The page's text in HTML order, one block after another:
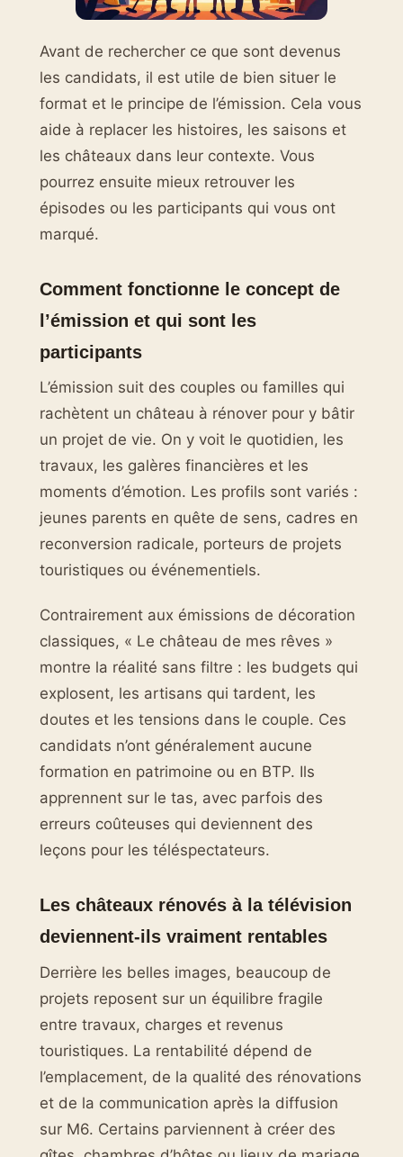
Avant de rechercher ce que sont devenus
les candidats, il est utile de bien situer le
format et le principe de l’émission. Cela vous
aide à replacer les histoires, les saisons et
les châteaux dans leur contexte. Vous
pourrez ensuite mieux retrouver les
épisodes ou les participants qui vous ont
marqué.
Comment fonctionne le concept de
l’émission et qui sont les
participants
L’émission suit des couples ou familles qui
rachètent un château à rénover pour y bâtir
un projet de vie. On y voit le quotidien, les
travaux, les galères financières et les
moments d’émotion. Les profils sont variés :
jeunes parents en quête de sens, cadres en
reconversion radicale, porteurs de projets
touristiques ou événementiels.
Contrairement aux émissions de décoration
classiques, « Le château de mes rêves »
montre la réalité sans filtre : les budgets qui
explosent, les artisans qui tardent, les
doutes et les tensions dans le couple. Ces
candidats n’ont généralement aucune
formation en patrimoine ou en BTP. Ils
apprennent sur le tas, avec parfois des
erreurs coûteuses qui deviennent des
leçons pour les téléspectateurs.
Les châteaux rénovés à la télévision
deviennent-ils vraiment rentables
Derrière les belles images, beaucoup de
projets reposent sur un équilibre fragile
entre travaux, charges et revenus
touristiques. La rentabilité dépend de
l’emplacement, de la qualité des rénovations
et de la communication après la diffusion
sur M6. Certains parviennent à créer des